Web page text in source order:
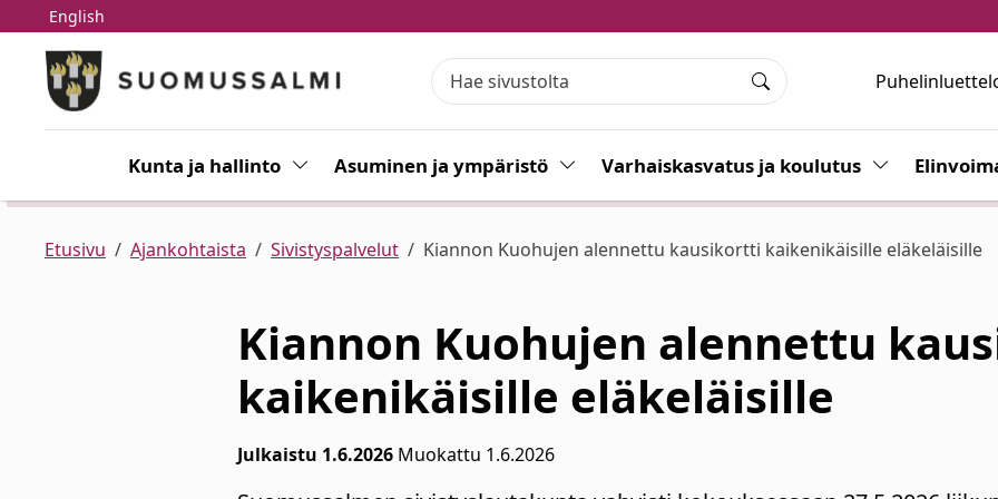
Siirry pääsisältöön
Siirry päävalikkoon
English
Haku
Kunta ja hallinto Vaihda alasvetovalikkoa
Asuminen ja ympäristö Vaihda alasvetovalikkoa
Varhaiskasvatus ja koulutus Vaihda
Etusivu Ajankohtaista Sivistyspalvelut Kiannon Kuohujen alennettu kausikortti kaikenikäisille eläkeläisille
Kiannon Kuohujen alennettu
kaikenikäisille eläkeläisille
Julkaistu 1.6.2026 Muokattu 1.6.2026